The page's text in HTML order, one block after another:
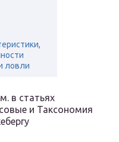
ловли
в статьях
и Таксономия